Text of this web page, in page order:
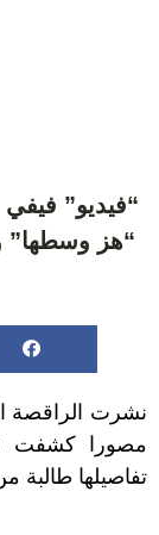
“فيديو”
“هز وسطها”
نشرت الراقصة
مصورا كشفت
تفاصيلها طالبة